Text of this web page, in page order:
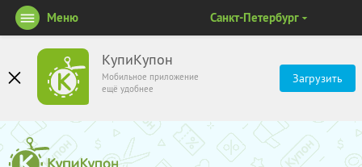
КупиКупон
Мобильное приложение
ещё удобнее
Загрузить
Меню Санкт-Петербург